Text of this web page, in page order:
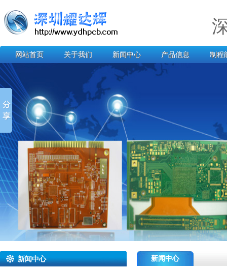
网站首页 关于我们 新闻中心 产品信息 制程
新闻中心
新闻中心